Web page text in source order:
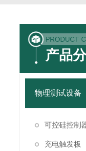
PRODUCT
产品
物理测试设备
可控硅控制
充电触发板